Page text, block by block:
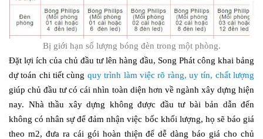
Bị giới hạn số lượng bóng đèn trong một phòng.
Đặt lợi ích của chủ đầu tư lên hàng đầu, Song Phát công khai bảng
dự toán chi tiết cùng quy trình làm việc rõ ràng, uy tín, chất lượng
giúp chủ đầu tư có cái nhìn toàn diện hơn về ngành xây dựng hiện
nay. Nhà thầu xây dựng không được đầu tư bài bản dẫn đến
không có nhân sự để đảm nhận việc bốc khối lượng, họ sẽ báo giá
theo m2, đưa ra cái gói hoàn thiện để dễ dàng báo giá cho chủ